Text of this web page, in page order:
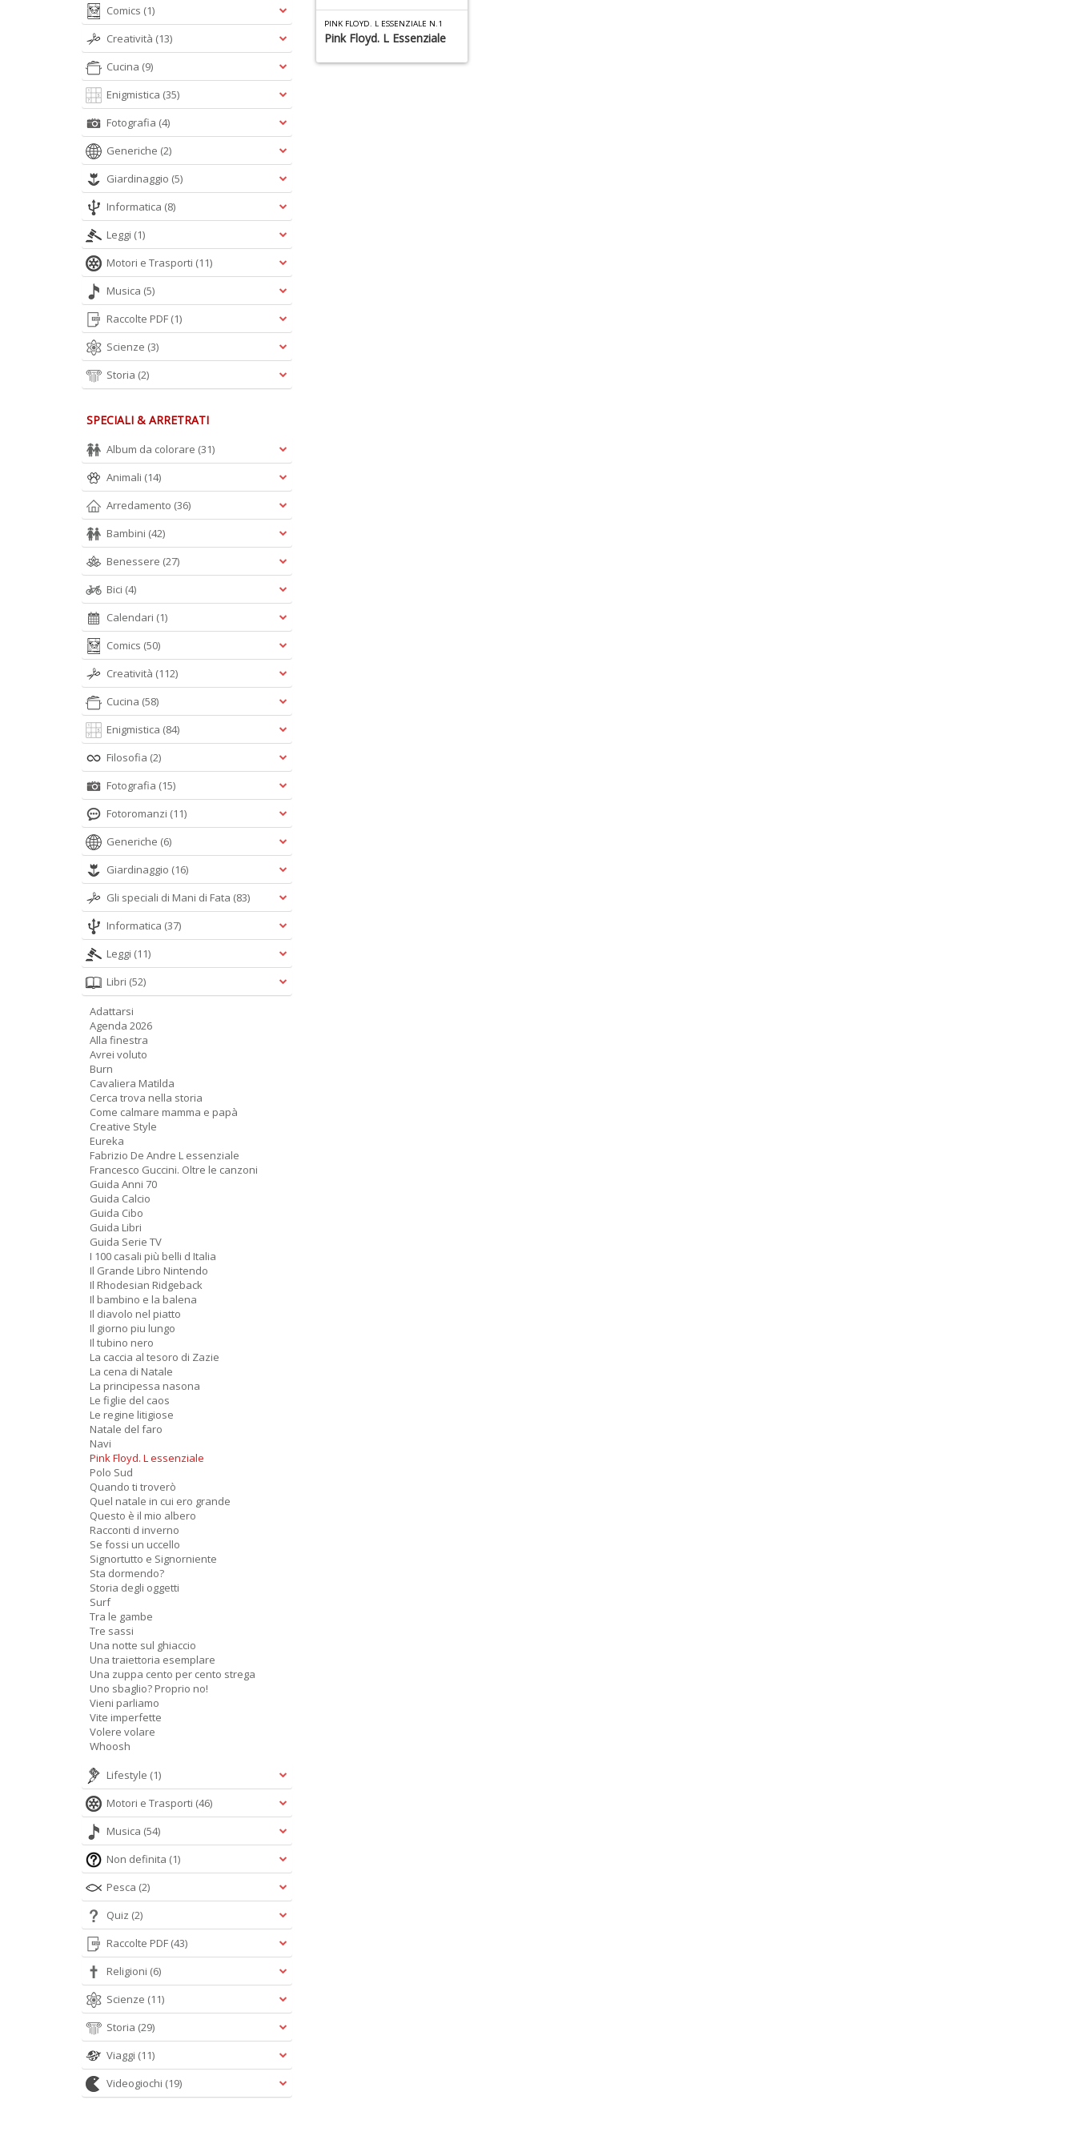
PINK FLOYD. L ESSENZIALE N.1
Pink Floyd. L Essenziale
Comics (1)
Creatività (13)
Cucina (9)
Enigmistica (35)
Fotografia (4)
Generiche (2)
Giardinaggio (5)
Informatica (8)
Leggi (1)
Motori e Trasporti (11)
Musica (5)
Raccolte PDF (1)
Scienze (3)
Storia (2)
SPECIALI & ARRETRATI
Album da colorare (31)
Animali (14)
Arredamento (36)
Bambini (42)
Benessere (27)
Bici (4)
Calendari (1)
Comics (50)
Creatività (112)
Cucina (58)
Enigmistica (84)
Filosofia (2)
Fotografia (15)
Fotoromanzi (11)
Generiche (6)
Giardinaggio (16)
Gli speciali di Mani di Fata (83)
Informatica (37)
Leggi (11)
Libri (52)
Adattarsi
Agenda 2026
Alla finestra
Avrei voluto
Burn
Cavaliera Matilda
Cerca trova nella storia
Come calmare mamma e papà
Creative Style
Eureka
Fabrizio De Andre L essenziale
Francesco Guccini. Oltre le canzoni
Guida Anni 70
Guida Calcio
Guida Cibo
Guida Libri
Guida Serie TV
I 100 casali più belli d Italia
Il Grande Libro Nintendo
Il Rhodesian Ridgeback
Il bambino e la balena
Il diavolo nel piatto
Il giorno piu lungo
Il tubino nero
La caccia al tesoro di Zazie
La cena di Natale
La principessa nasona
Le figlie del caos
Le regine litigiose
Natale del faro
Navi
Pink Floyd. L essenziale
Polo Sud
Quando ti troverò
Quel natale in cui ero grande
Questo è il mio albero
Racconti d inverno
Se fossi un uccello
Signortutto e Signorniente
Sta dormendo?
Storia degli oggetti
Surf
Tra le gambe
Tre sassi
Una notte sul ghiaccio
Una traiettoria esemplare
Una zuppa cento per cento strega
Uno sbaglio? Proprio no!
Vieni parliamo
Vite imperfette
Volere volare
Whoosh
Lifestyle (1)
Motori e Trasporti (46)
Musica (54)
Non definita (1)
Pesca (2)
Quiz (2)
Raccolte PDF (43)
Religioni (6)
Scienze (11)
Storia (29)
Viaggi (11)
Videogiochi (19)